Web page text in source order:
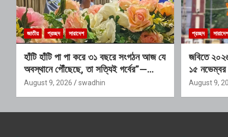
জাতীয় প্রচ্ছদ সারাদেশ
হাঁটি হাঁটি পা পা করে ৩১ বছরে সংগঠন আজ যে
অবস্থানে পৌঁছেছে, তা সত্যিই গর্বের”—
অতিরিক্ত ডিআইজি
August 9, 2026 swadhin
প্রচ্ছদ সারাদেশ
জবিতে
১৫ নভেম্বর
August 9,